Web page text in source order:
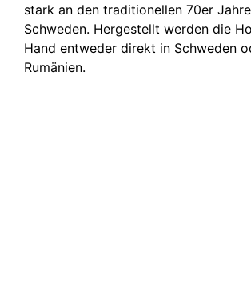
stark an den traditionellen 70er
Schweden. Hergestellt werden die
Hand entweder direkt in Schweden
Rumänien.